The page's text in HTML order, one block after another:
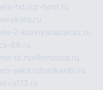
hd.ruz-host.ru
2-kuhnyanazakaz.ru
68.ru
mir-tk.ruvlknrussia.ru
seks.rubankaribi.ru